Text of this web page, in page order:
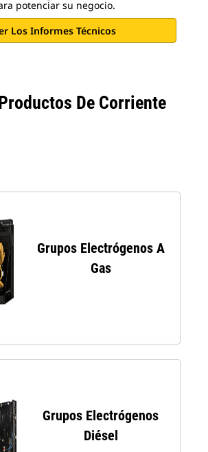
potenciar su negocio.
Los Informes Técnicos
De Corriente
Grupos Electrógenos A
Gas
Grupos Electrógenos
Diésel